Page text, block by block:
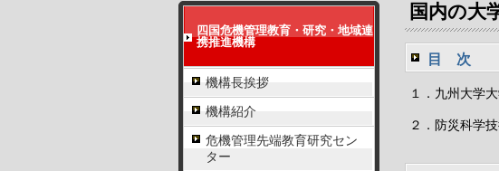
国内の大
目 次
１．九州大学
２．防災科学
四国危機管理教育・研究・地域連
携推進機構
機構長挨拶
機構紹介
危機管理先端教育研究セン
ター